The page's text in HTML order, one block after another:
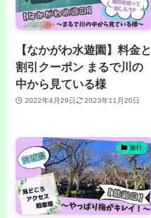
【なかがわ水遊園】料金と
割引クーポン まるで川の
中から見ている様
2022年4月29日 2023年11月20日
旅行